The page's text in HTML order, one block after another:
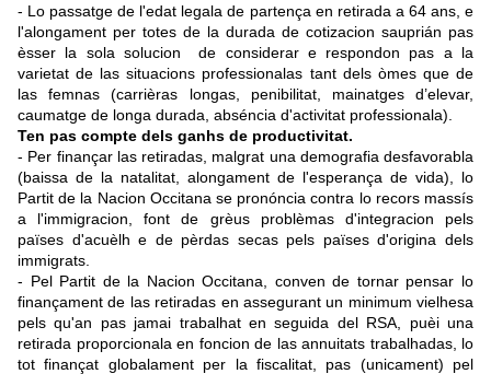
- Lo passatge de l'edat legala de partença en retirada a 64 ans, e
l'alongament per totes de la durada de cotizacion sauprián pas
èsser la sola solucion de considerar e respondon pas a la
varietat de las situacions professionalas tant dels òmes que de
las femnas (carrièras longas, penibilitat, mainatges d’elevar,
caumatge de longa durada, abséncia d'activitat professionala).
Ten pas compte dels ganhs de productivitat.
- Per finançar las retiradas, malgrat una demografia desfavorabla
(baissa de la natalitat, alongament de l'esperança de vida), lo
Partit de la Nacion Occitana se pronóncia contra lo recors massís
a l'immigracion, font de grèus problèmas d'integracion pels
païses d'acuèlh e de pèrdas secas pels païses d'origina dels
immigrats.
- Pel Partit de la Nacion Occitana, conven de tornar pensar lo
finançament de las retiradas en assegurant un minimum vielhesa
pels qu'an pas jamai trabalhat en seguida del RSA, puèi una
retirada proporcionala en foncion de las annuitats trabalhadas, lo
tot finançat globalament per la fiscalitat, pas (unicament) pel